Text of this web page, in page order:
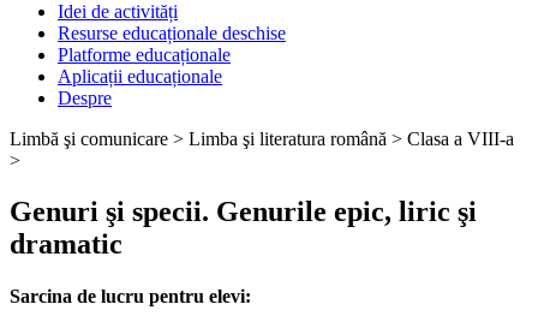
Idei de activități
Resurse educaționale deschise
Platforme educaționale
Aplicații educaționale
Despre
Limbă şi comunicare > Limba şi literatura română > Clasa a VIII-a
>
Genuri şi specii. Genurile epic, liric şi
dramatic
Sarcina de lucru pentru elevi: